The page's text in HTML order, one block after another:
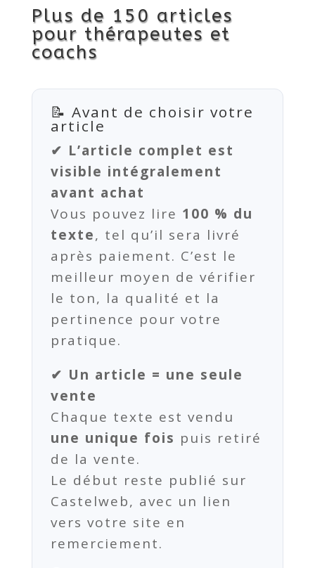
Plus de 150 articles
pour thérapeutes et
coachs
📝 Avant de choisir votre
article
✔ L’article complet est
visible intégralement
avant achat
Vous pouvez lire 100 % du
texte, tel qu’il sera livré
après paiement. C’est le
meilleur moyen de vérifier
le ton, la qualité et la
pertinence pour votre
pratique.
✔ Un article = une seule
vente
Chaque texte est vendu
une unique fois puis retiré
de la vente.
Le début reste publié sur
Castelweb, avec un lien
vers votre site en
remerciement.